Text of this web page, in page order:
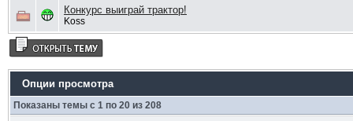
Конкурс выиграй трактор!
Koss
Опции просмотра
Показаны темы с 1 по 20 из 208